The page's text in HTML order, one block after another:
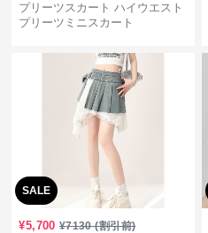
プリーツスカート ハイウエスト
プリーツミニスカート
SALE
¥5,700 ¥7130(割引前)